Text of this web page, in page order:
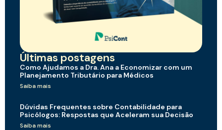
Últimas postagens
Como Ajudamos a Dra. Ana a Economizar com um
Planejamento Tributário para Médicos
Saiba mais
Dúvidas Frequentes sobre Contabilidade para
Psicólogos: Respostas que Aceleram sua Decisão
Saiba mais